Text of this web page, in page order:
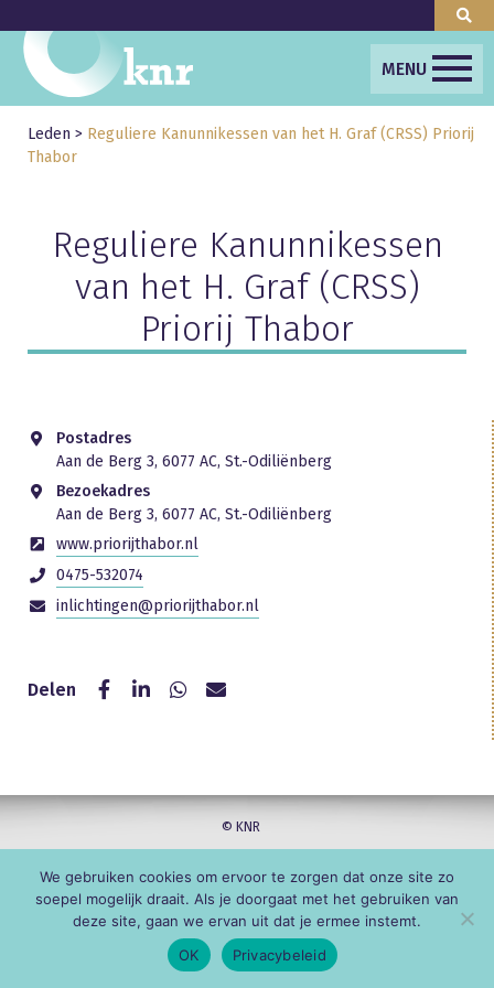
MENU
Leden > Reguliere Kanunnikessen van het H. Graf (CRSS) Priorij
Thabor
Reguliere Kanunnikessen
van het H. Graf (CRSS)
Priorij Thabor
Postadres
Aan de Berg 3, 6077 AC, St.-Odiliënberg
Bezoekadres
Aan de Berg 3, 6077 AC, St.-Odiliënberg
www.priorijthabor.nl
0475-532074
inlichtingen@priorijthabor.nl
Delen
© KNR
We gebruiken cookies om ervoor te zorgen dat onze site zo
soepel mogelijk draait. Als je doorgaat met het gebruiken van
deze site, gaan we ervan uit dat je ermee instemt.
OK
Privacybeleid